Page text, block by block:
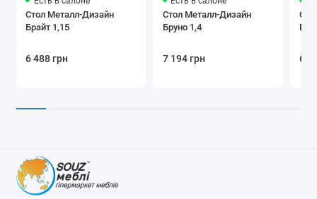
Стол Металл-Дизайн
Брайт 1,15
6 488 грн
Стол Металл-Дизайн
Бруно 1,4
7 194 грн 6